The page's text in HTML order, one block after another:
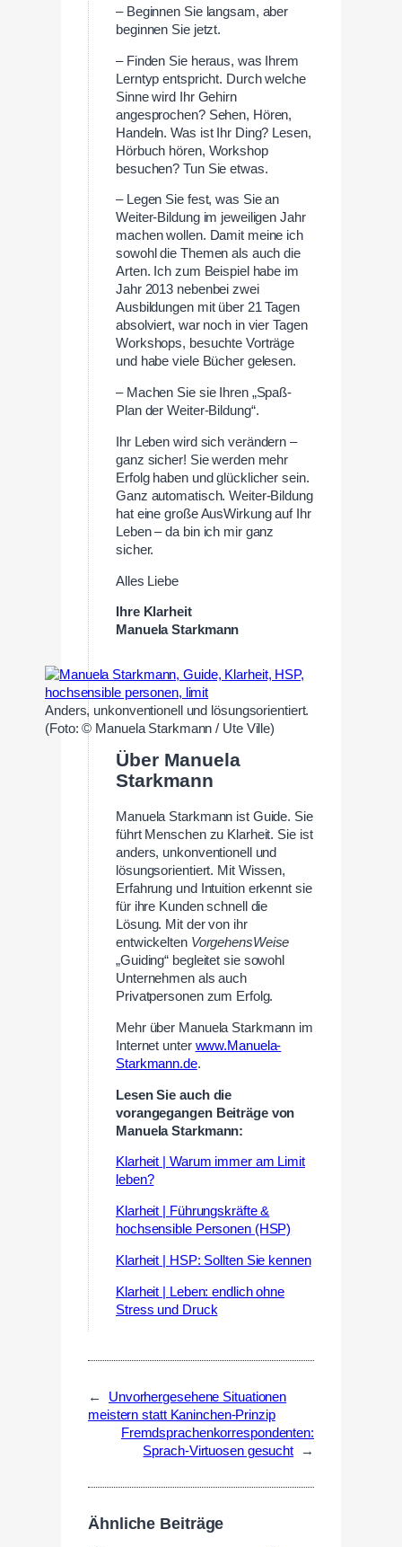
– Beginnen Sie langsam, aber
beginnen Sie jetzt.
– Finden Sie heraus, was Ihrem
Lerntyp entspricht. Durch welche
Sinne wird Ihr Gehirn
angesprochen? Sehen, Hören,
Handeln. Was ist Ihr Ding? Lesen,
Hörbuch hören, Workshop
besuchen? Tun Sie etwas.
– Legen Sie fest, was Sie an
Weiter-Bildung im jeweiligen Jahr
machen wollen. Damit meine ich
sowohl die Themen als auch die
Arten. Ich zum Beispiel habe im
Jahr 2013 nebenbei zwei
Ausbildungen mit über 21 Tagen
absolviert, war noch in vier Tagen
Workshops, besuchte Vorträge
und habe viele Bücher gelesen.
– Machen Sie sie Ihren „Spaß-
Plan der Weiter-Bildung“.
Ihr Leben wird sich verändern –
ganz sicher! Sie werden mehr
Erfolg haben und glücklicher sein.
Ganz automatisch. Weiter-Bildung
hat eine große AusWirkung auf Ihr
Leben – da bin ich mir ganz
sicher.
Alles Liebe
Ihre Klarheit
Manuela Starkmann
Anders, unkonventionell und lösungsorientiert.
(Foto: © Manuela Starkmann / Ute Ville)
Über Manuela
Starkmann
Manuela Starkmann ist Guide. Sie
führt Menschen zu Klarheit. Sie ist
anders, unkonventionell und
lösungsorientiert. Mit Wissen,
Erfahrung und Intuition erkennt sie
für ihre Kunden schnell die
Lösung. Mit der von ihr
entwickelten VorgehensWeise
„Guiding“ begleitet sie sowohl
Unternehmen als auch
Privatpersonen zum Erfolg.
Mehr über Manuela Starkmann im
Internet unter www.Manuela-
Starkmann.de.
Lesen Sie auch die
vorangegangen Beiträge von
Manuela Starkmann:
Klarheit | Warum immer am Limit
leben?
Klarheit | Führungskräfte &
hochsensible Personen (HSP)
Klarheit | HSP: Sollten Sie kennen
Klarheit | Leben: endlich ohne
Stress und Druck
←
Unvorhergesehene Situationen
meistern statt Kaninchen-Prinzip
Fremdsprachenkorrespondenten:
Sprach-Virtuosen gesucht
→
Ähnliche Beiträge